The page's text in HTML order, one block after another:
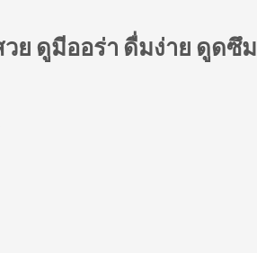
ย ดูมีออร่า ดื่มง่าย ดูดซึม